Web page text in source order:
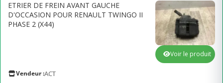
ETRIER DE FREIN AVANT GAUCHE
D'OCCASION POUR RENAULT TWINGO II
PHASE 2 (X44)
Vendeur :ACT
Voir le produit